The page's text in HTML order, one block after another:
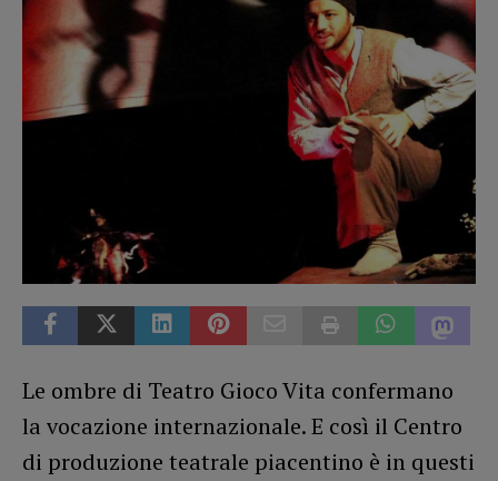
Le ombre di Teatro Gioco Vita confermano
la vocazione internazionale. E così il Centro
di produzione teatrale piacentino è in questi